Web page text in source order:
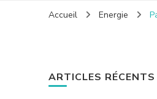
Accueil Energie
ARTICLES RÉCENTS